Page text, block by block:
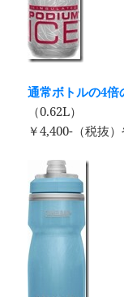
通常ボトルの4倍
（0.62L）
￥4,400-（税抜